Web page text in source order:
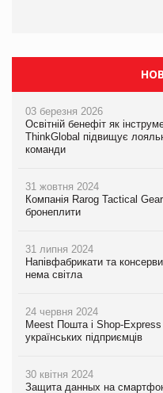
03 березня 2026
Освітній бенефіт як
ThinkGlobal підвищує
команди
31 жовтня 2024
Компанія Rarog Tactical
бронеплити
31 липня 2024
Напівфабрикати та
нема світла
24 червня 2024
Meest Пошта і Shop-
українських підприємців
30 квітня 2024
Защита данных на